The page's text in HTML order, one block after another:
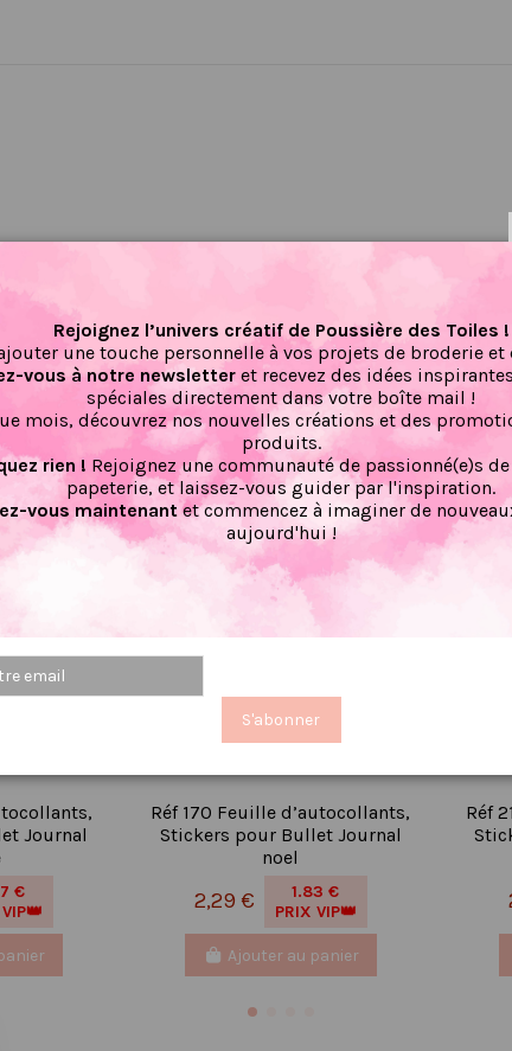
:
Journal
€
Réf 170 Feuille d’autocollants,
Stickers pour Bullet Journal
noel
2,29 €
1.83 €
PRIX VIP👑
Ajouter au panier
Réf
Rejoignez l’univers créatif de Poussière des Toiles !
une touche personnelle à vos projets de broderie et
vous à notre newsletteret recevez des idées
spéciales directement dans votre boîte mail !
mois, découvrez nos nouvelles créations et des
produits.
rien ! Rejoignez une communauté de passionné(e)s
papeterie, et laissez-vous guider par l'inspiration.
vous maintenantet commencez à imaginer de
aujourd'hui !
S'abonner